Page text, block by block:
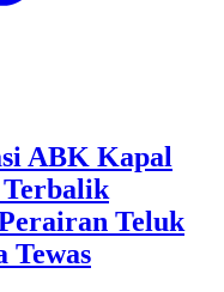
ABK Kapal
Terbalik
Teluk
Tewas